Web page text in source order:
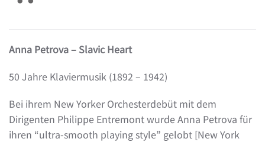
Anna Petrova – Slavic Heart
50 Jahre Klaviermusik (1892 – 1942)
Bei ihrem New Yorker Orchesterdebüt mit dem
Dirigenten Philippe Entremont wurde Anna Petrova für
ihren “ultra-smooth playing style” gelobt [New York